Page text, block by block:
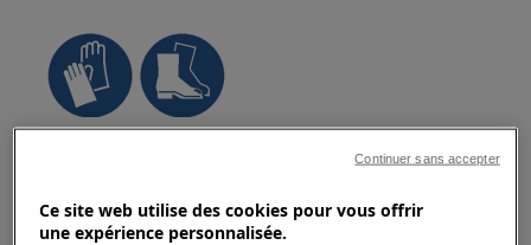
des appareils. Pour les appareils lourds, il est
plus sûr que deux personnes les déplacent.
Utilisez toujours des gants de sécurité et des
Ce site web utilise des cookies pour vous offrir
une expérience personnalisée.
Continuer sans accepter